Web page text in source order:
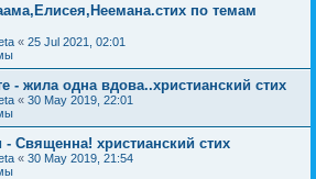
по темам
« 25 Jul 2021, 02:01
- жила одна вдова..христианский стих
« 30 May 2019, 22:01
Священна! христианский стих
« 30 May 2019, 21:54